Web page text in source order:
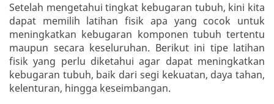
Setelah mengetahui tingkat kebugaran tubuh, kini kita
dapat memilih latihan fisik apa yang cocok untuk
meningkatkan kebugaran komponen tubuh tertentu
maupun secara keseluruhan. Berikut ini tipe latihan
fisik yang perlu diketahui agar dapat meningkatkan
kebugaran tubuh, baik dari segi kekuatan, daya tahan,
kelenturan, hingga keseimbangan.